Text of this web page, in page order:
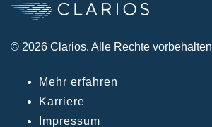
© 2026 Clarios. Alle Rechte vorbehalten
Mehr erfahren
Karriere
Impressum